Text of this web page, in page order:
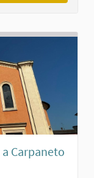
Carpaneto